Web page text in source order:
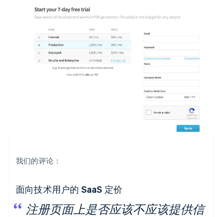
我们的评论：
面向技术用户的 SaaS 定价
注册页面上是否应该不应该提供信